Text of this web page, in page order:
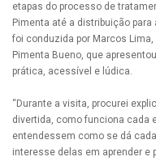
etapas do processo de
Pimenta até a distribuição
foi conduzida por Marcos
Pimenta Bueno, que
prática, acessível e lúdica.
“Durante a visita, procurei
divertida, como funciona cada
entendessem como se dá
interesse delas em aprender e